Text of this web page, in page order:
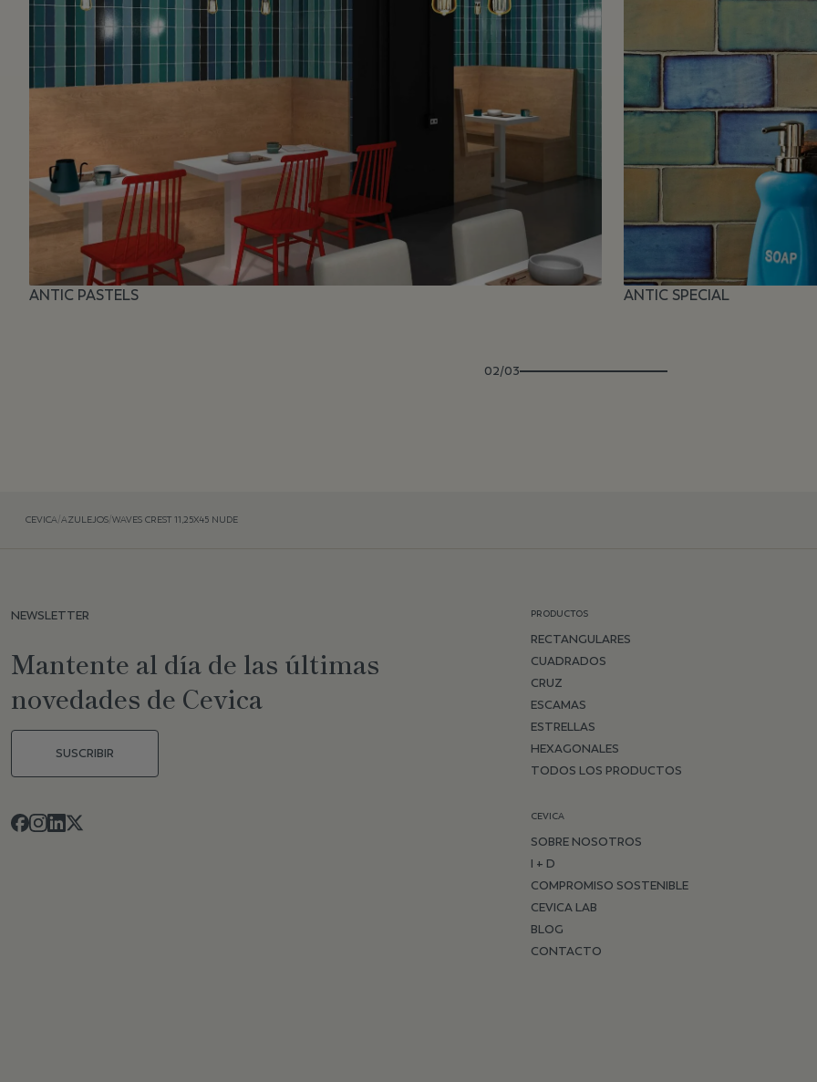
ANTIC PASTELS ANTIC SPECIAL
02/03
CEVICA/AZULEJOS/WAVES CREST 11,25X45 NUDE
NEWSLETTER
Mantente al día de las últimas
novedades de Cevica
SUSCRIBIR
PRODUCTOS
RECTANGULARES
CUADRADOS
CRUZ
ESCAMAS
ESTRELLAS
HEXAGONALES
TODOS LOS PRODUCTOS
CEVICA
SOBRE NOSOTROS
I + D
COMPROMISO SOSTENIBLE
CEVICA LAB
BLOG
CONTACTO